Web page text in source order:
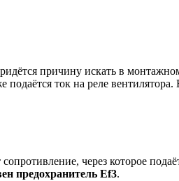
причину искать в
подаётся ток на реле
через которое
предохранитель Ef3.